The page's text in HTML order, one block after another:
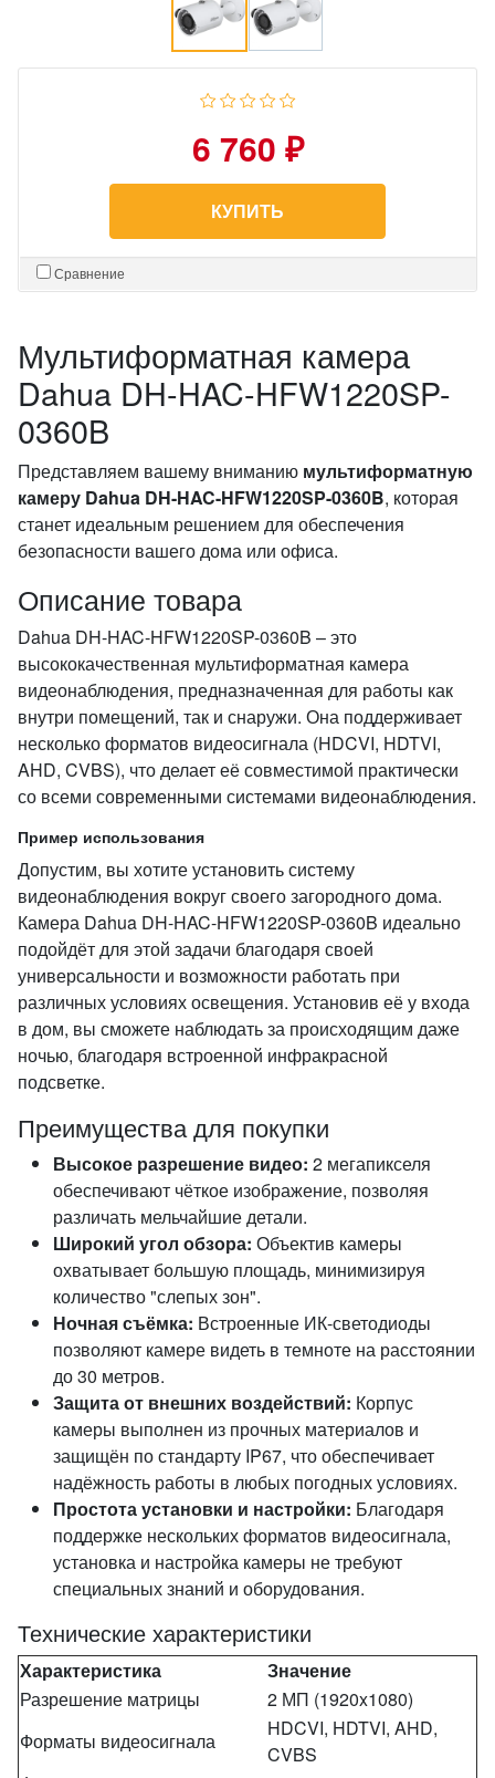
6 760 ₽
КУПИТЬ
Сравнение
Мультиформатная камера
Dahua DH-HAC-HFW1220SP-
0360B
Представляем вашему вниманию мультиформатную
камеру Dahua DH-HAC-HFW1220SP-0360B, которая
станет идеальным решением для обеспечения
безопасности вашего дома или офиса.
Описание товара
Dahua DH-HAC-HFW1220SP-0360B – это
высококачественная мультиформатная камера
видеонаблюдения, предназначенная для работы как
внутри помещений, так и снаружи. Она поддерживает
несколько форматов видеосигнала (HDCVI, HDTVI,
AHD, CVBS), что делает её совместимой практически
со всеми современными системами видеонаблюдения.
Пример использования
Допустим, вы хотите установить систему
видеонаблюдения вокруг своего загородного дома.
Камера Dahua DH-HAC-HFW1220SP-0360B идеально
подойдёт для этой задачи благодаря своей
универсальности и возможности работать при
различных условиях освещения. Установив её у входа
в дом, вы сможете наблюдать за происходящим даже
ночью, благодаря встроенной инфракрасной
подсветке.
Преимущества для покупки
Высокое разрешение видео: 2 мегапикселя
обеспечивают чёткое изображение, позволяя
различать мельчайшие детали.
Широкий угол обзора: Объектив камеры
охватывает большую площадь, минимизируя
количество "слепых зон".
Ночная съёмка: Встроенные ИК-светодиоды
позволяют камере видеть в темноте на расстоянии
до 30 метров.
Защита от внешних воздействий: Корпус
камеры выполнен из прочных материалов и
защищён по стандарту IP67, что обеспечивает
надёжность работы в любых погодных условиях.
Простота установки и настройки: Благодаря
поддержке нескольких форматов видеосигнала,
установка и настройка камеры не требуют
специальных знаний и оборудования.
Технические характеристики
Характеристика
Значение
Разрешение матрицы
2 МП (1920x1080)
Форматы видеосигнала
HDCVI, HDTVI, AHD,
CVBS